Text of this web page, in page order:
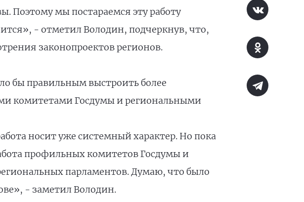
Поэтому мы постараемся эту работу
- отметил Володин, подчеркнув, что,
законопроектов регионов.
бы правильным выстроить более
комитетами Госдумы и региональными
носит уже системный характер. Но пока
профильных комитетов Госдумы и
парламентов. Думаю, что было
- заметил Володин.